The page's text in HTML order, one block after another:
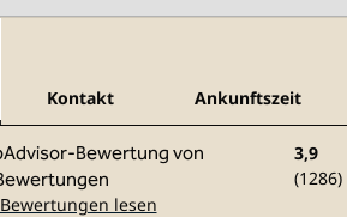
Kontakt Ankunftszeit
3,9
(1286)
Bewertungen lesen